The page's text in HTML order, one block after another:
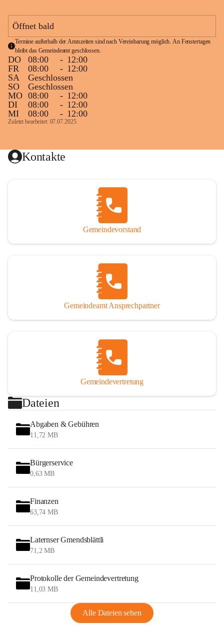
1 Seite•0,1 MB
Öffnet bald
Termine außerhalb der Amtszeiten sind nach Vereinbarung möglich. An Fenstertagen
bleibt das Gemeindeamt geschlossen.
DO 08:00 - 12:00
FR
08:00 - 12:00
SA
Geschlossen
SO
Geschlossen
MO 08:00 - 12:00
DI
08:00 - 12:00
MI
08:00 - 12:00
Zuletzt bearbeitet: 07.07.2025
Kontakte
Gemeindevorstand
Gemeindeamt Ansprechpartner
Gemeindevertretung
Dateien
Abgaben & Gebühren
11,72 MB
Bürgerservice
0,63 MB
Finanzen
63,74 MB
Laternser Gmendsblättli
71,2 MB
Protokolle der Gemeindevertretung
11,03 MB
Alle Dateien sehen